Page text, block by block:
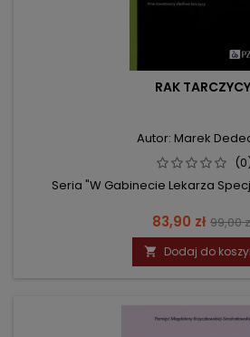
RAK TARCZYCY
Autor: Marek
Seria "W Gabinecie Lekarza
Cena
83,90 zł Cena
99,00
 Dodaj do